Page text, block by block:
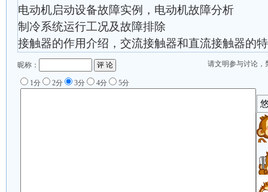
电动机启动设备故障实例，电动机故障分析
制冷系统运行工况及故障排除
接触器的作用介绍，交流接触器和直流接触器的
请文明参与讨论，
昵称：
1分 2分 3分 4分 5分